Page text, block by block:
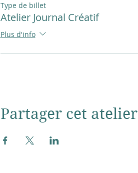
Type de billet
Atelier Journal Créatif
Plus d'info
Partager cet atelier